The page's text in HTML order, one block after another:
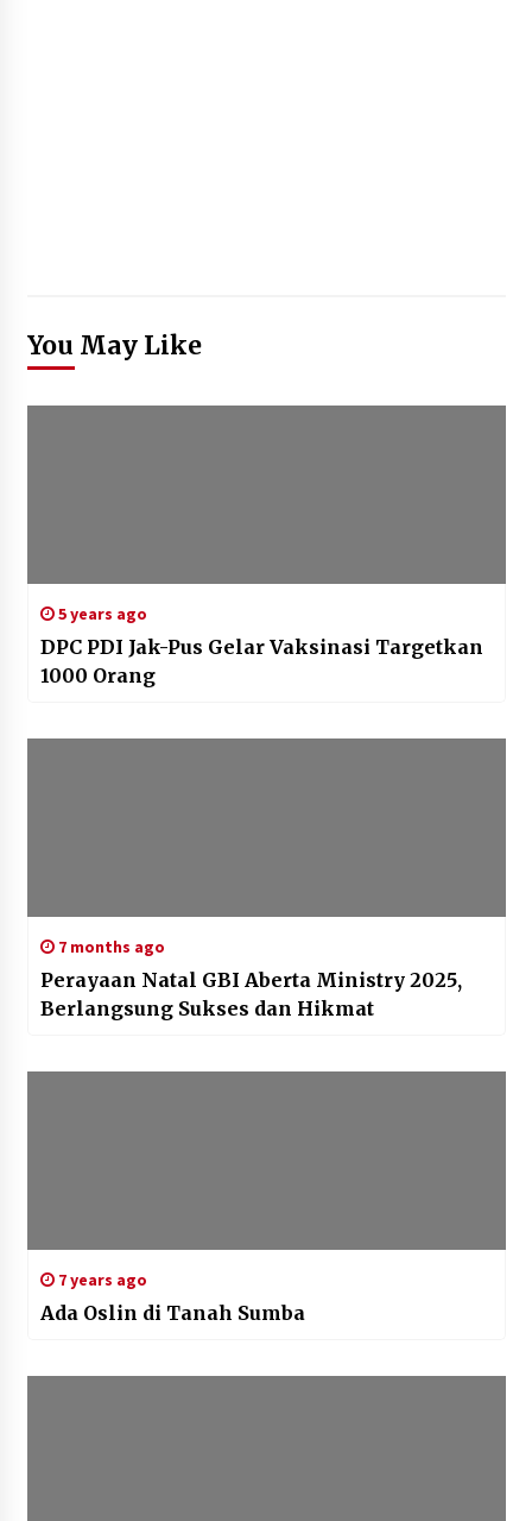
You May Like
5 years ago
DPC PDI Jak-Pus Gelar Vaksinasi Targetkan
1000 Orang
7 months ago
Perayaan Natal GBI Aberta Ministry 2025,
Berlangsung Sukses dan Hikmat
7 years ago
Ada Oslin di Tanah Sumba